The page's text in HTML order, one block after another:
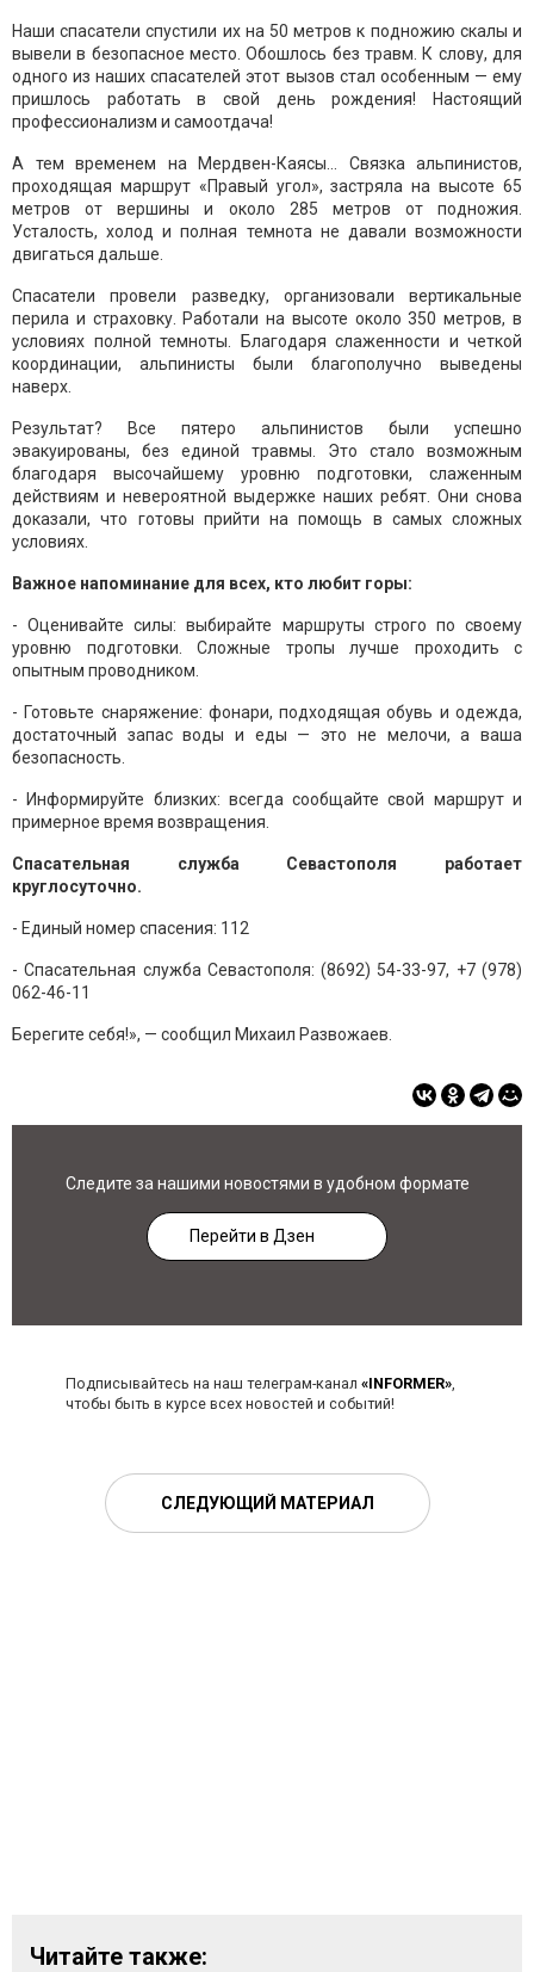
Наши спасатели спустили их на 50 метров к подножию скалы и
вывели в безопасное место. Обошлось без травм. К слову, для
одного из наших спасателей этот вызов стал особенным — ему
пришлось работать в свой день рождения! Настоящий
профессионализм и самоотдача!
А тем временем на Мердвен-Каясы… Связка альпинистов,
проходящая маршрут «Правый угол», застряла на высоте 65
метров от вершины и около 285 метров от подножия.
Усталость, холод и полная темнота не давали возможности
двигаться дальше.
Спасатели провели разведку, организовали вертикальные
перила и страховку. Работали на высоте около 350 метров, в
условиях полной темноты. Благодаря слаженности и четкой
координации, альпинисты были благополучно выведены
наверх.
Результат? Все пятеро альпинистов были успешно
эвакуированы, без единой травмы. Это стало возможным
благодаря высочайшему уровню подготовки, слаженным
действиям и невероятной выдержке наших ребят. Они снова
доказали, что готовы прийти на помощь в самых сложных
условиях.
Важное напоминание для всех, кто любит горы:
- Оценивайте силы: выбирайте маршруты строго по своему
уровню подготовки. Сложные тропы лучше проходить с
опытным проводником.
- Готовьте снаряжение: фонари, подходящая обувь и одежда,
достаточный запас воды и еды — это не мелочи, а ваша
безопасность.
- Информируйте близких: всегда сообщайте свой маршрут и
примерное время возвращения.
Спасательная служба Севастополя работает
круглосуточно.
- Единый номер спасения: 112
- Спасательная служба Севастополя: (8692) 54-33-97, +7 (978)
062-46-11
Берегите себя!», — сообщил Михаил Развожаев.
Следите за нашими новостями в удобном формате
Перейти в Дзен
Подписывайтесь на наш телеграм-канал «INFORMER»,
чтобы быть в курсе всех новостей и событий!
СЛЕДУЮЩИЙ МАТЕРИАЛ
Читайте также: